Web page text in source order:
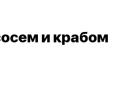
и крабом